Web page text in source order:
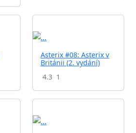
Asterix #08: Asterix v
Británii (2. vydání)
4.3 1